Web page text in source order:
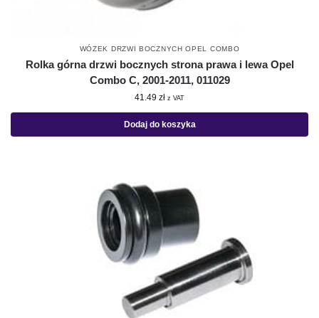
WÓZEK DRZWI BOCZNYCH OPEL COMBO
Rolka górna drzwi bocznych strona prawa i lewa Opel
Combo C, 2001-2011, 011029
41.49 zł z VAT
Dodaj do koszyka